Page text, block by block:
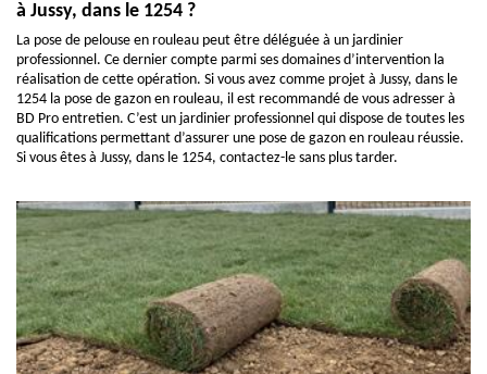
à Jussy, dans le 1254 ?
La pose de pelouse en rouleau peut être déléguée à un jardinier
professionnel. Ce dernier compte parmi ses domaines d’intervention la
réalisation de cette opération. Si vous avez comme projet à Jussy, dans le
1254 la pose de gazon en rouleau, il est recommandé de vous adresser à
BD Pro entretien. C’est un jardinier professionnel qui dispose de toutes les
qualifications permettant d’assurer une pose de gazon en rouleau réussie.
Si vous êtes à Jussy, dans le 1254, contactez-le sans plus tarder.